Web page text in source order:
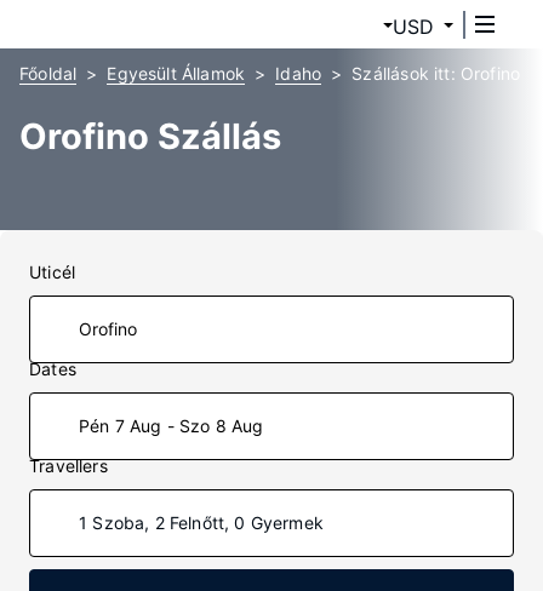
USD
Főoldal Egyesült Államok Idaho Szállások itt: Orofino
Orofino Szállás
Uticél
Dates
Pén 7 Aug - Szo 8 Aug
Travellers
1 Szoba, 2 Felnőtt, 0 Gyermek